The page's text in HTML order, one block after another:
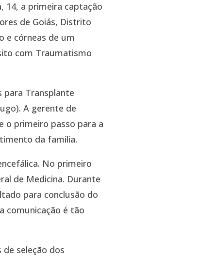
14, a primeira captação
de Goiás, Distrito
e córneas de um
com Traumatismo
para Transplante
A gerente de
o primeiro passo para a
da família.
No primeiro
de Medicina. Durante
para conclusão do
comunicação é tão
seleção dos